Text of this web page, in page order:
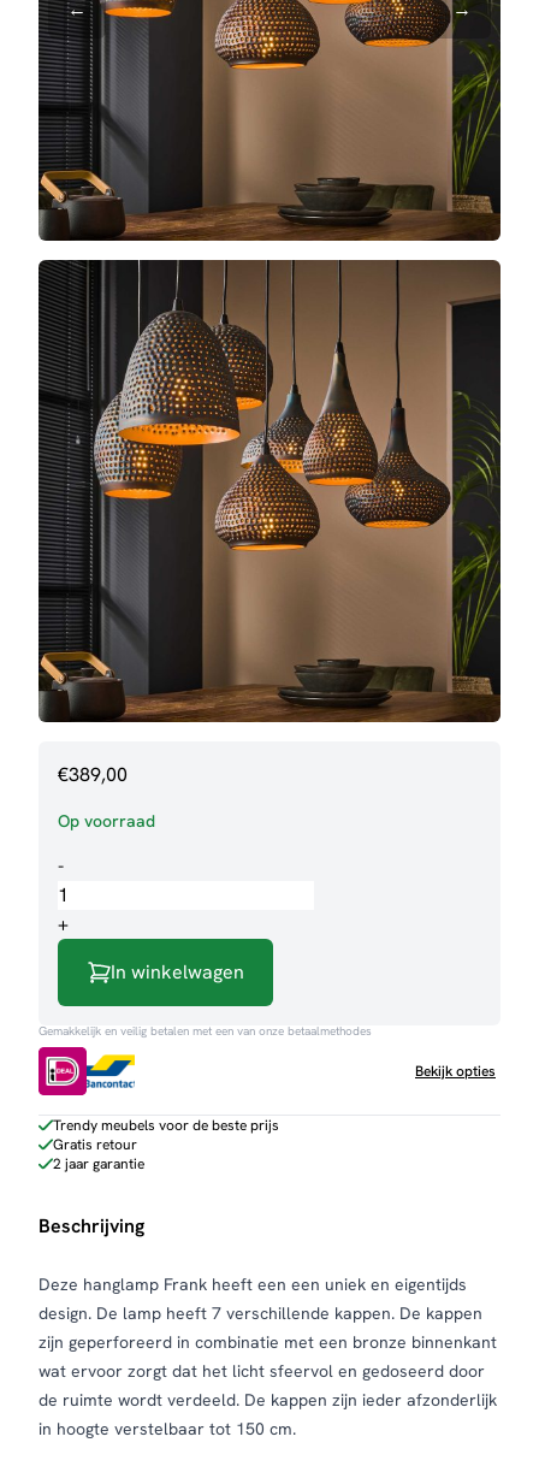
€389,00
Op voorraad
-Hanglamp
Frank
aantal
+
In winkelwagen
Gemakkelijk en veilig betalen met een van onze betaalmethodes
Bekijk opties
Trendy meubels voor de beste prijs
Gratis retour
2 jaar garantie
Beschrijving
Deze hanglamp Frank heeft een een uniek en eigentijds
design. De lamp heeft 7 verschillende kappen. De kappen
zijn geperforeerd in combinatie met een bronze binnenkant
wat ervoor zorgt dat het licht sfeervol en gedoseerd door
de ruimte wordt verdeeld. De kappen zijn ieder afzonderlijk
in hoogte verstelbaar tot 150 cm.